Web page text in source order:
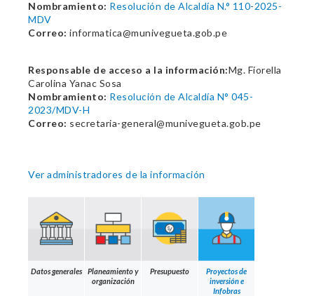
Nombramiento: Resolución de Alcaldía N.° 110-2025-
MDV
Correo: informatica@munivegueta.gob.pe
Responsable de acceso a la información:Mg. Fiorella
Carolina Yanac Sosa
Nombramiento: Resolución de Alcaldía N° 045-
2023/MDV-H
Correo: secretaria-general@munivegueta.gob.pe
Ver administradores de la información
Datos generales
Planeamiento y
organización
Presupuesto
Proyectos de
inversión e
Infobras